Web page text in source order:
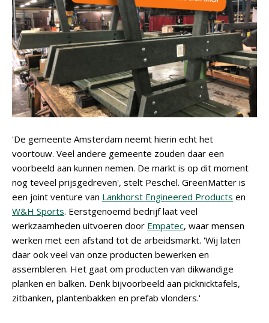
'De gemeente Amsterdam neemt hierin echt het
voortouw. Veel andere gemeente zouden daar een
voorbeeld aan kunnen nemen. De markt is op dit moment
nog teveel prijsgedreven', stelt Peschel. GreenMatter is
een joint venture van Lankhorst Engineered Products en
W&H Sports. Eerstgenoemd bedrijf laat veel
werkzaamheden uitvoeren door Empatec, waar mensen
werken met een afstand tot de arbeidsmarkt. 'Wij laten
daar ook veel van onze producten bewerken en
assembleren. Het gaat om producten van dikwandige
planken en balken. Denk bijvoorbeeld aan picknicktafels,
zitbanken, plantenbakken en prefab vlonders.'